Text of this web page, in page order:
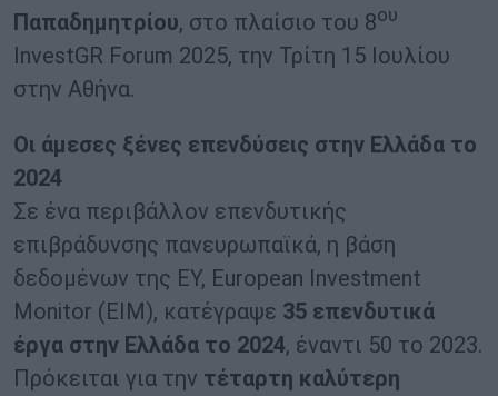
Παπαδημητρίου, στο πλαίσιο του 8ου
InvestGR Forum 2025, την Τρίτη 15 Ιουλίου
στην Αθήνα.
Οι άμεσες ξένες επενδύσεις στην Ελλάδα το
2024
Σε ένα περιβάλλον επενδυτικής
επιβράδυνσης πανευρωπαϊκά, η βάση
δεδομένων της EY, European Investment
Monitor (EIM), κατέγραψε 35 επενδυτικά
έργα στην Ελλάδα το 2024, έναντι 50 το 2023.
Πρόκειται για την τέταρτη καλύτερη